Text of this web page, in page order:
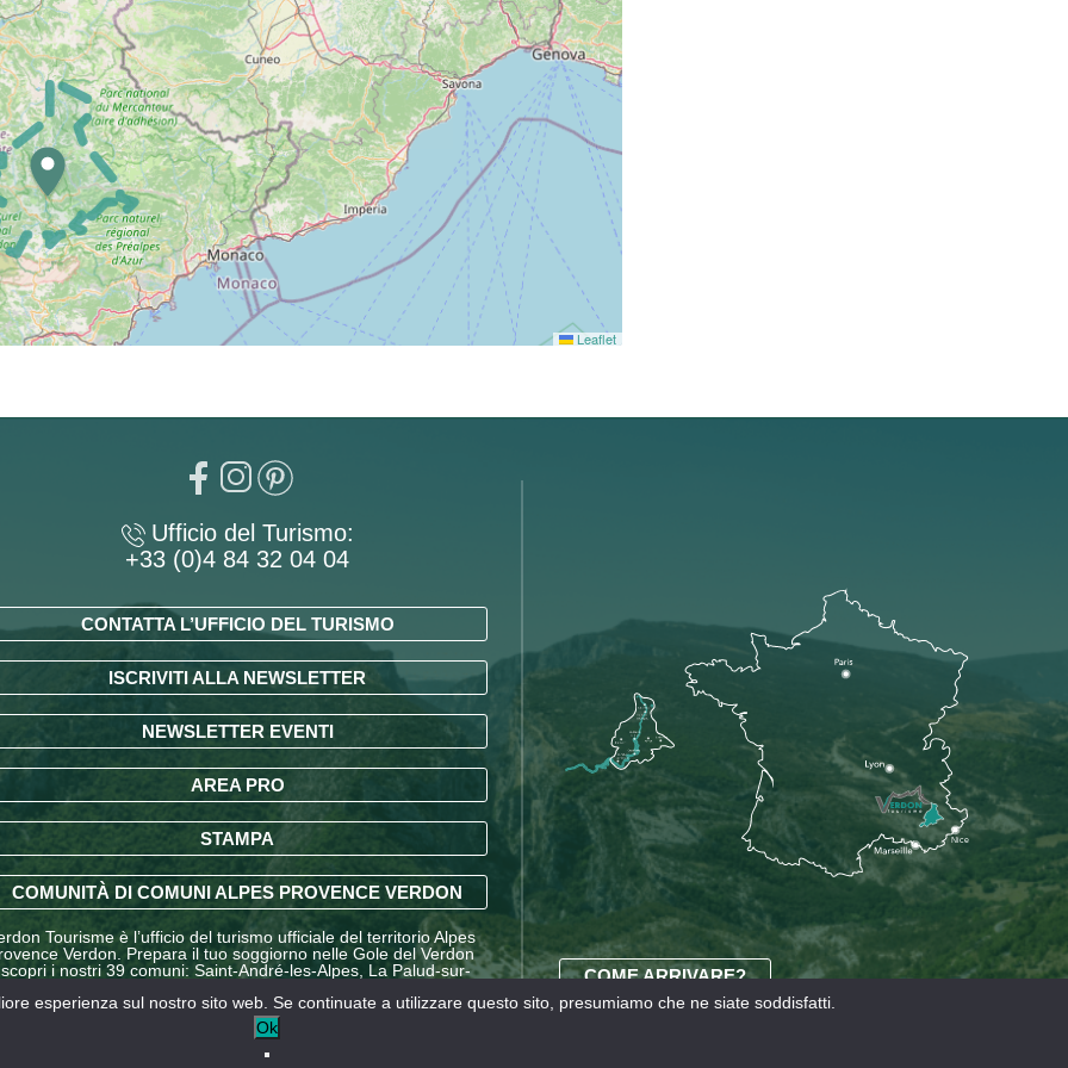
Leaflet
Ufficio del Turismo:
+33 (0)4 84 32 04 04
CONTATTA L’UFFICIO DEL TURISMO
ISCRIVITI ALLA NEWSLETTER
NEWSLETTER EVENTI
AREA PRO
STAMPA
COMUNITÀ DI COMUNI ALPES PROVENCE VERDON
Tourisme è l’ufficio del turismo ufficiale del territorio Alpes
Verdon. Prepara il tuo soggiorno nelle Gole del Verdon
i nostri 39 comuni: Saint-André-les-Alpes, La Palud-sur-
nelle Alpes-de-Haute-Provence.
COME ARRIVARE?
esperienza sul nostro sito web. Se continuate a utilizzare questo sito, presumiamo che ne siate soddisfatti.
Ok